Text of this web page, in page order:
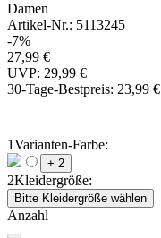
Damen
Artikel-Nr.: 5113245
-7%
27,99 €
UVP: 29,99 €
30-Tage-Bestpreis: 23,99 €
1Varianten-Farbe:
+ 2
2Kleidergröße:
Bitte Kleidergröße wählen
Anzahl